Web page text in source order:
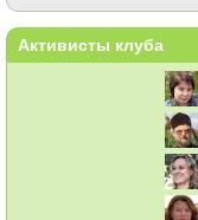
Активисты клуба